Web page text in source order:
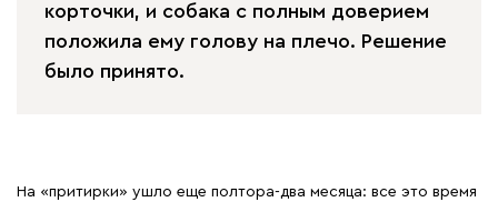
корточки, и собака с полным доверием
положила ему голову на плечо. Решение
было принято.
На «притирки» ушло еще полтора-два месяца: все это время